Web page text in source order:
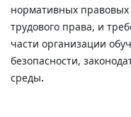
нормативных
трудового права, и
части организации
безопасности,
среды.